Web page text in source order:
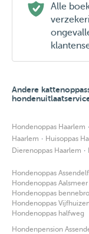
Alle
Andere
Hondenoppas Haarlem ·
Haarlem · Huisoppas
Dierenoppas Haarlem ·
Hondenoppas
Hondenoppas Aalsmeer
Hondenoppas
Hondenoppas
Hondenoppas halfweg
Hondenpension